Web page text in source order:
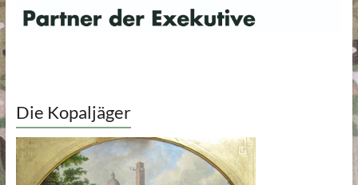
Die Kopaljäger